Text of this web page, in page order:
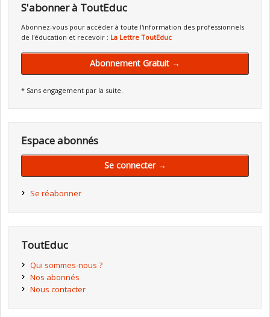
S'abonner à ToutEduc
Abonnez-vous pour accéder à toute l'information des professionnels
de l'éducation et recevoir : La Lettre ToutEduc
Abonnement Gratuit →
* Sans engagement par la suite.
Espace abonnés
Se connecter →
Se réabonner
ToutEduc
Qui sommes-nous ?
Nos abonnés
Nous contacter